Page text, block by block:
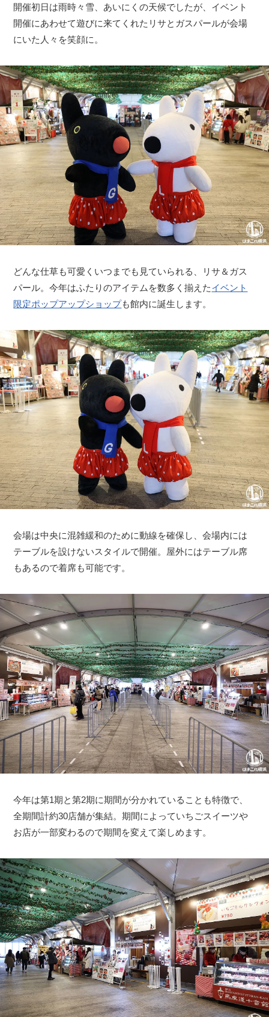
開催初日は雨時々雪、あいにくの天候でしたが、イベント
開催にあわせて遊びに来てくれたリサとガスパールが会場
にいた人々を笑顔に。
どんな仕草も可愛くいつまでも見ていられる、リサ＆ガス
パール。今年はふたりのアイテムを数多く揃えたイベント
限定ポップアップショップも館内に誕生します。
会場は中央に混雑緩和のために動線を確保し、会場内には
テーブルを設けないスタイルで開催。屋外にはテーブル席
もあるので着席も可能です。
今年は第1期と第2期に期間が分かれていることも特徴で、
全期間計約30店舗が集結。期間によっていちごスイーツや
お店が一部変わるので期間を変えて楽しめます。